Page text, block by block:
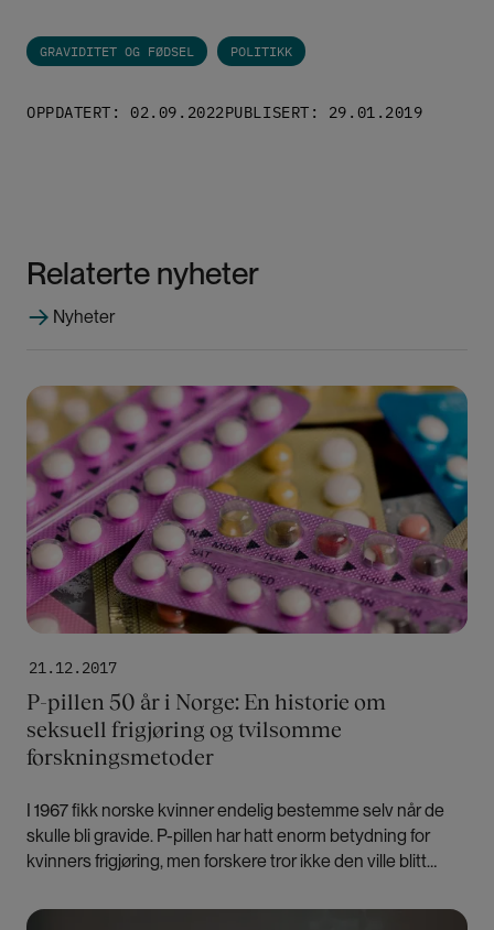
GRAVIDITET OG FØDSEL POLITIKK
OPPDATERT: 02.09.2022PUBLISERT: 29.01.2019
Relaterte nyheter
Nyheter
21.12.2017
P-pillen 50 år i Norge: En historie om
seksuell frigjøring og tvilsomme
forskningsmetoder
I 1967 fikk norske kvinner endelig bestemme selv når de
skulle bli gravide. P-pillen har hatt enorm betydning for
kvinners frigjøring, men forskere tror ikke den ville blitt
Bilde
Bilde